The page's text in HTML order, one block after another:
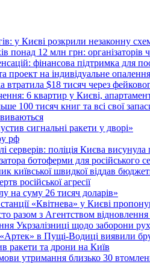
у Києві розкрили незаконну
12 млн грн: організаторів
фінансова підтримка для
проект на індивідуальне
втратила $18 тисяч через
6 квартир у Києві,
100 тисяч книг та всі свої
сигнальні ракети у дворі»
рф
поліція Києва
ботоферми для російського
київської швидкої віддав
російської агресії
на суму 26 тисяч доларів»
«Квітнева» у Києві
разом з Агентством
Укрзалізниці щодо заборони
в Пущі-Водиці виявили
ракети та дрони на Київ
утримання близько 30